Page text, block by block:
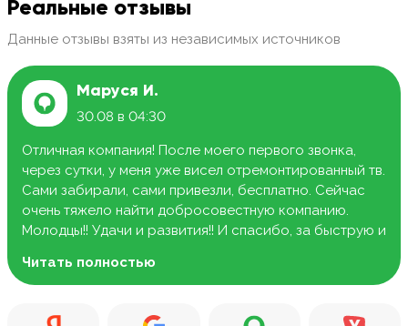
Реальные отзывы
Данные отзывы взяты из независимых источников
Маруся И.
30.08 в 04:30
Отличная компания! После моего первого звонка,
через сутки, у меня уже висел отремонтированный тв.
Сами забирали, сами привезли, бесплатно. Сейчас
очень тяжело найти добросовестную компанию.
Молодцы!! Удачи и развития!! И спасибо, за быструю и
Читать полностью